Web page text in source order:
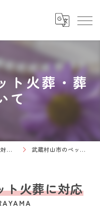
ト火葬・葬
て
対応エリア 武蔵村山市のペット火葬・葬儀について
ト火葬に対応